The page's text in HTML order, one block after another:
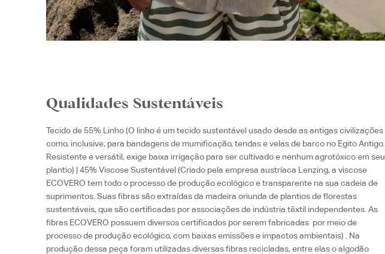
Qualidades Sustentáveis
Tecido de 55% Linho (O linho é um tecido sustentável usado desde as antigas civilizações
como, inclusive, para bandagens de mumificação, tendas e velas de barco no Egito Antigo.
Resistente e versátil, exige baixa irrigação para ser cultivado e nenhum agrotóxico em seu
plantio) | 45% Viscose Sustentável (Criado pela empresa austríaca Lenzing, a viscose
ECOVERO tem todo o processo de produção ecológico e transparente na sua cadeia de
suprimentos. Suas fibras são extraídas da madeira oriunda de plantios de florestas
sustentáveis, que são certificadas por associações de indústria têxtil independentes. As
fibras ECOVERO possuem diversos certificados por serem fabricadas por meio de
processo de produção ecológico, com baixas emissões e impactos ambientais) . Na
produção dessa peça foram utilizadas diversas fibras recicladas, entre elas o algodão